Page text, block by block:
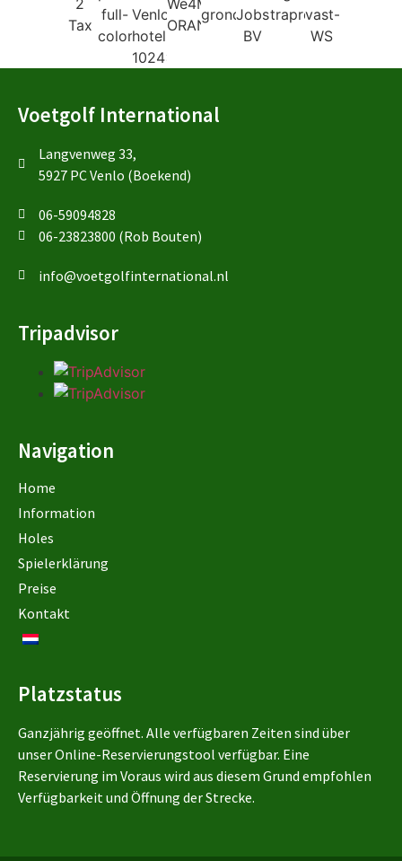
Voetgolf International
Langvenweg 33,
5927 PC Venlo (Boekend)
06-59094828
06-23823800 (Rob Bouten)
info@voetgolfinternational.nl
Tripadvisor
Navigation
Home
Information
Holes
Spielerklärung
Preise
Kontakt
Platzstatus
Ganzjährig geöffnet. Alle verfügbaren Zeiten sind über
unser Online-Reservierungstool verfügbar. Eine
Reservierung im Voraus wird aus diesem Grund empfohlen
Verfügbarkeit und Öffnung der Strecke.